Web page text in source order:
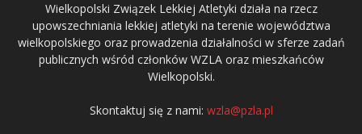
Wielkopolski Związek Lekkiej Atletyki działa na rzecz
upowszechniania lekkiej atletyki na terenie województwa
wielkopolskiego oraz prowadzenia działalności w sferze zadań
publicznych wśród członków WZLA oraz mieszkańców
Wielkopolski.
Skontaktuj się z nami: wzla@pzla.pl